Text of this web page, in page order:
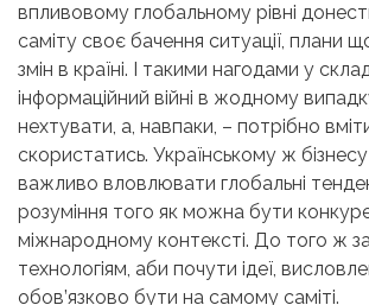
впливовому глобальному рівні
саміту своє бачення ситуації, плани
змін в країні. І такими нагодами у
інформаційний війні в жодному
нехтувати, а, навпаки, – потрібно
скористатись. Українському ж
важливо вловлювати глобальні
розуміння того як можна бути
міжнародному контексті. До того ж
технологіям, аби почути ідеї,
обов’язково бути на самому саміті.